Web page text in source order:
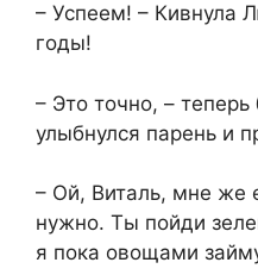
– Успеем! – Кивнула
годы!
– Это точно, –
улыбнулся парень и
– Ой, Виталь, мне же
нужно. Ты пойди
я пока овощами